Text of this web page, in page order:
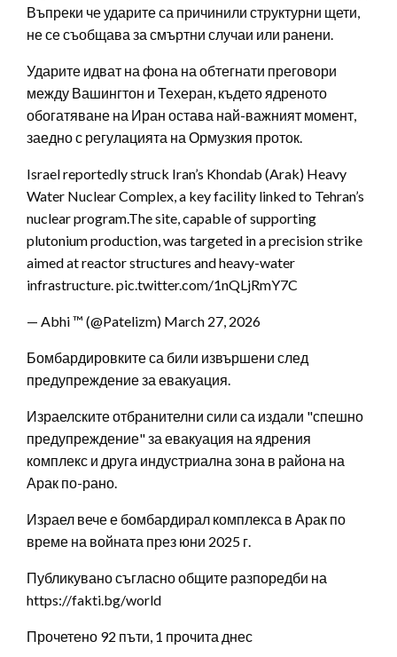
Въпреки че ударите са причинили структурни щети,
не се съобщава за смъртни случаи или ранени.
Ударите идват на фона на обтегнати преговори
между Вашингтон и Техеран, където ядреното
обогатяване на Иран остава най-важният момент,
заедно с регулацията на Ормузкия проток.
Israel reportedly struck Iran’s Khondab (Arak) Heavy
Water Nuclear Complex, a key facility linked to Tehran’s
nuclear program.The site, capable of supporting
plutonium production, was targeted in a precision strike
aimed at reactor structures and heavy-water
infrastructure. pic.twitter.com/1nQLjRmY7C
— Abhi ™ (@Patelizm) March 27, 2026
Бомбардировките са били извършени след
предупреждение за евакуация.
Израелските отбранителни сили са издали "спешно
предупреждение" за евакуация на ядрения
комплекс и друга индустриална зона в района на
Арак по-рано.
Израел вече е бомбардирал комплекса в Арак по
време на войната през юни 2025 г.
Публикувано съгласно общите разпоредби на
https://fakti.bg/world
Прочетено 92 пъти, 1 прочита днес